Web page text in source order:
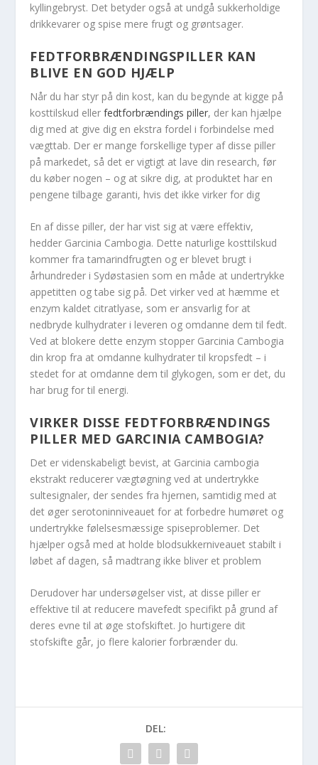
kyllingebryst. Det betyder også at undgå sukkerholdige
drikkevarer og spise mere frugt og grøntsager.
FEDTFORBRÆNDINGSPILLER KAN
BLIVE EN GOD HJÆLP
Når du har styr på din kost, kan du begynde at kigge på
kosttilskud ellerfedtforbrændings piller, der kan hjælpe
dig med at give dig en ekstra fordel i forbindelse med
vægttab. Der er mange forskellige typer af disse piller
på markedet, så det er vigtigt at lave din research, før
du køber nogen – og at sikre dig, at produktet har en
pengene tilbage garanti, hvis det ikke virker for dig
En af disse piller, der har vist sig at være effektiv,
hedder Garcinia Cambogia. Dette naturlige kosttilskud
kommer fra tamarindfrugten og er blevet brugt i
århundreder i Sydøstasien som en måde at undertrykke
appetitten og tabe sig på. Det virker ved at hæmme et
enzym kaldet citratlyase, som er ansvarlig for at
nedbryde kulhydrater i leveren og omdanne dem til fedt.
Ved at blokere dette enzym stopper Garcinia Cambogia
din krop fra at omdanne kulhydrater til kropsfedt – i
stedet for at omdanne dem til glykogen, som er det, du
har brug for til energi.
VIRKER DISSE FEDTFORBRÆNDINGS
PILLER MED GARCINIA CAMBOGIA?
Det er videnskabeligt bevist, at Garcinia cambogia
ekstrakt reducerer vægtøgning ved at undertrykke
sultesignaler, der sendes fra hjernen, samtidig med at
det øger serotoninniveauet for at forbedre humøret og
undertrykke følelsesmæssige spiseproblemer. Det
hjælper også med at holde blodsukkerniveauet stabilt i
løbet af dagen, så madtrang ikke bliver et problem
Derudover har undersøgelser vist, at disse piller er
effektive til at reducere mavefedt specifikt på grund af
deres evne til at øge stofskiftet. Jo hurtigere dit
stofskifte går, jo flere kalorier forbrænder du.
DEL: